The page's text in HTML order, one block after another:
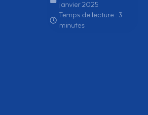
janvier 2025
Temps de lecture : 3
minutes